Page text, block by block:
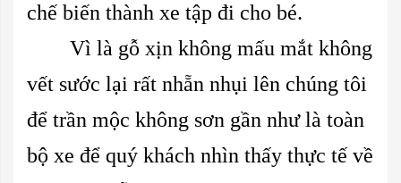
chế biến thành xe tập đi cho bé.
Vì là gỗ xịn không mấu mắt không
vết sước lại rất nhẵn nhụi lên chúng tôi
để trần mộc không sơn gần như là toàn
bộ xe để quý khách nhìn thấy thực tế về